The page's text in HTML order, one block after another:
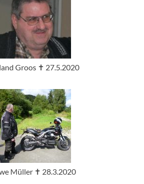
Groos ✝ 27.5.2020
Müller ✝ 28.3.2020